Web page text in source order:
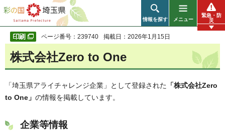
彩の国 埼玉県
情報を探す メニュー
緊急・防
災
ページ番号：239740 掲載日：2026年1月15日
株式会社Zero to One
「埼玉県アライチャレンジ企業」として登録された 「株式会社Zero
to One」 の情報を掲載しています。
企業等情報